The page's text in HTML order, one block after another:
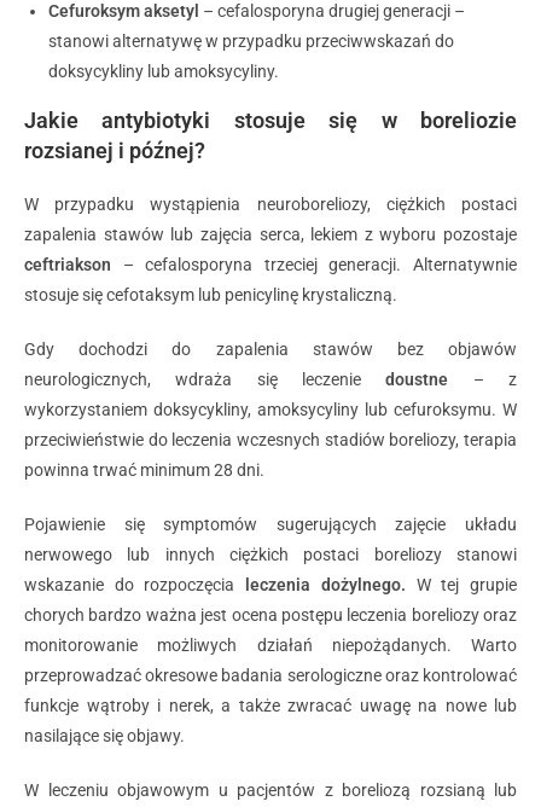
Cefuroksym aksetyl – cefalosporyna drugiej generacji –
stanowi alternatywę w przypadku przeciwwskazań do
doksycykliny lub amoksycyliny.
Jakie antybiotyki stosuje się w boreliozie
rozsianej i późnej?
W przypadku wystąpienia neuroboreliozy, ciężkich postaci
zapalenia stawów lub zajęcia serca, lekiem z wyboru pozostaje
ceftriakson – cefalosporyna trzeciej generacji. Alternatywnie
stosuje się cefotaksym lub penicylinę krystaliczną.
Gdy dochodzi do zapalenia stawów bez objawów
neurologicznych, wdraża się leczeniedoustne – z
wykorzystaniem doksycykliny, amoksycyliny lub cefuroksymu. W
przeciwieństwie do leczenia wczesnych stadiów boreliozy, terapia
powinna trwać minimum 28 dni.
Pojawienie się symptomów sugerujących zajęcie układu
nerwowego lub innych ciężkich postaci boreliozy stanowi
wskazanie do rozpoczęcia
leczenia dożylnego. W tej grupie
chorych bardzo ważna jest ocena postępu leczenia boreliozy oraz
monitorowanie możliwych działań niepożądanych. Warto
przeprowadzać okresowe badania serologiczne oraz kontrolować
funkcje wątroby i nerek, a także zwracać uwagę na nowe lub
nasilające się objawy.
W leczeniu objawowym u pacjentów z boreliozą rozsianą lub